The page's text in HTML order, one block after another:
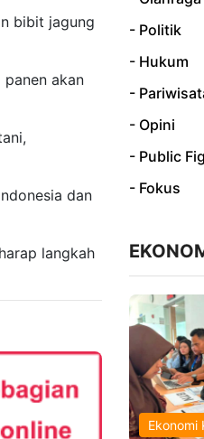
bibit jagung
akan
dan
langkah
- Politik
- Hukum
-
- Opini
- Public
- Fokus
Ekonomi